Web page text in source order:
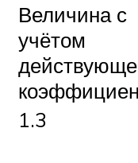
Величина с
учётом
1.3